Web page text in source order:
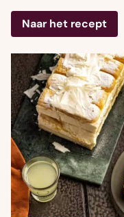
Naar het recept